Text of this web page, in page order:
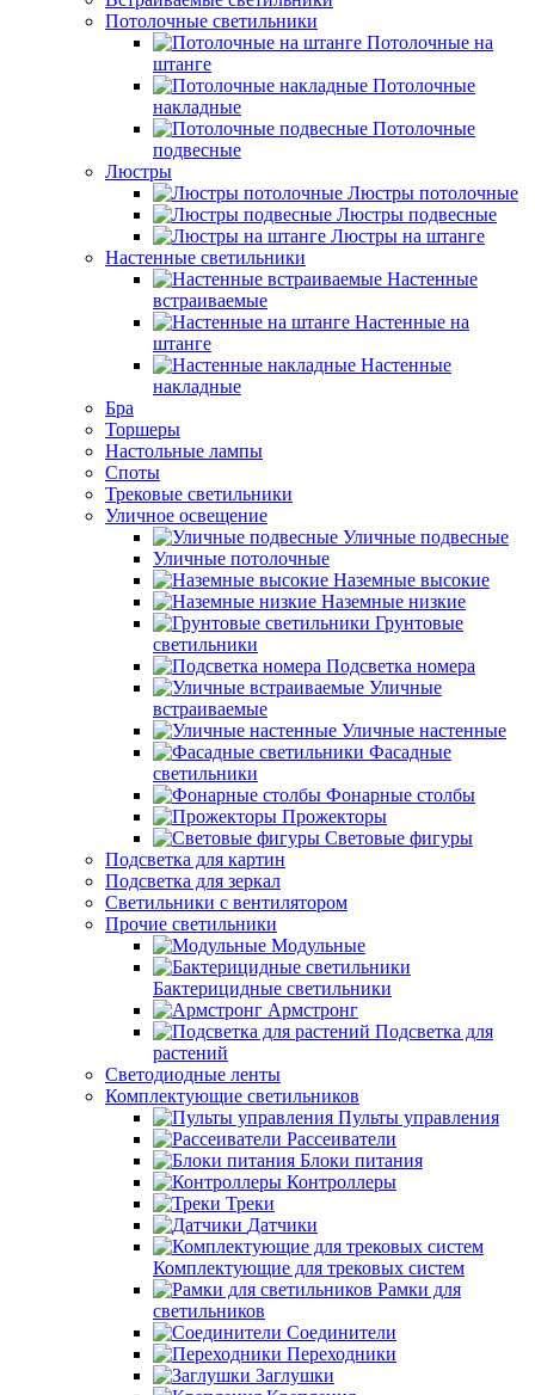
Потолочные светильники
Потолочные на
штанге
Потолочные
накладные
Потолочные
подвесные
Люстры
Люстры потолочные
Люстры подвесные
Люстры на штанге
Настенные светильники
Настенные
встраиваемые
Настенные на
штанге
Настенные
накладные
Бра
Торшеры
Настольные лампы
Споты
Трековые светильники
Уличное освещение
Уличные подвесные
Уличные потолочные
Наземные высокие
Наземные низкие
Грунтовые
светильники
Подсветка номера
Уличные
встраиваемые
Уличные настенные
Фасадные
светильники
Фонарные столбы
Прожекторы
Световые фигуры
Подсветка для картин
Подсветка для зеркал
Светильники с вентилятором
Прочие светильники
Модульные
Бактерицидные светильники
Армстронг
Подсветка для
растений
Светодиодные ленты
Комплектующие светильников
Пульты управления
Рассеиватели
Блоки питания
Контроллеры
Треки
Датчики
Комплектующие для трековых систем
Рамки для
светильников
Соединители
Переходники
Заглушки